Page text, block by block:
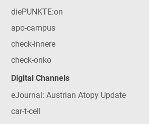
diePUNKTE:on
apo-campus
check-innere
check-onko
Digital Channels
eJournal: Austrian Atopy Update
car-t-cell